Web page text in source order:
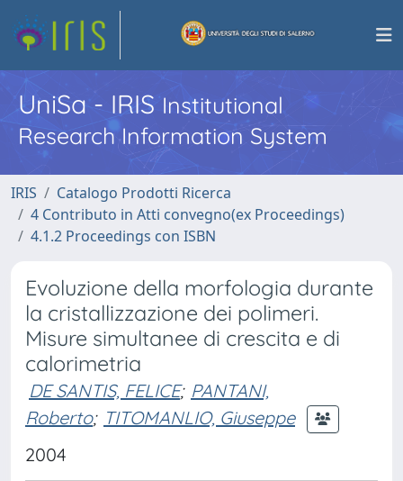
UniSa - IRISInstitutional
Research Information System
IRIS
Catalogo Prodotti Ricerca
4 Contributo in Atti convegno(ex Proceedings)
4.1.2 Proceedings con ISBN
Evoluzione della morfologia durante
la cristallizzazione dei polimeri.
Misure simultanee di crescita e di
calorimetria
DE SANTIS, FELICE; PANTANI,
Roberto; TITOMANLIO, Giuseppe
2004